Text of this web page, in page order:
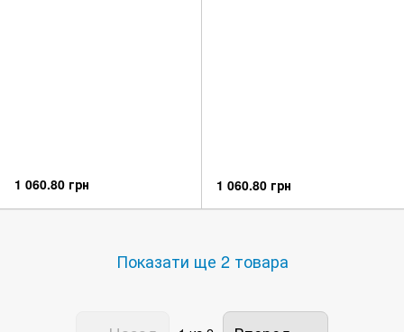
1 060.80 грн 1 060.80 грн
Показати ще 2 товара